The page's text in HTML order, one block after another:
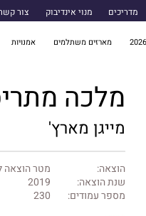
מדריכים מנוי אינדיבוק צור
מארזים משתלמים אמנויות
מלכה
מייגן מארץ'
הוצאה:
מטר הוצאה
שנת הוצאה:
2019
מספר עמודים:
230